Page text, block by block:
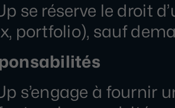
se réserve le droit
portfolio), sauf
s’engage à fournir